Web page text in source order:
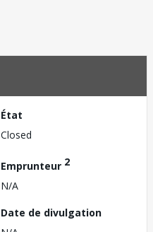
État
Closed
Emprunteur 2
N/A
Date de divulgation